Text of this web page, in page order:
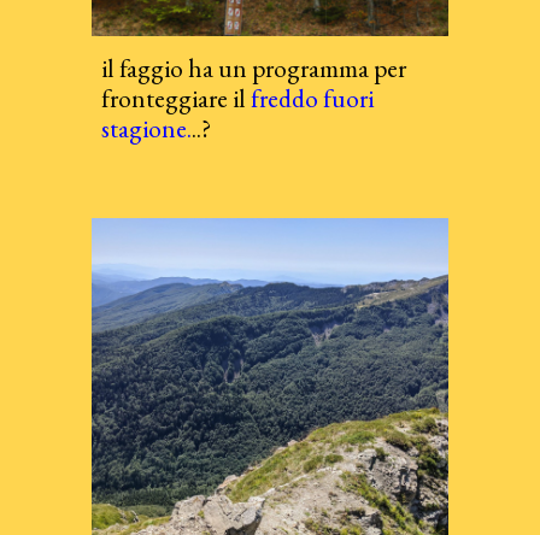
il faggio ha un programma per
fronteggiare ilfreddo fuori
stagione...?